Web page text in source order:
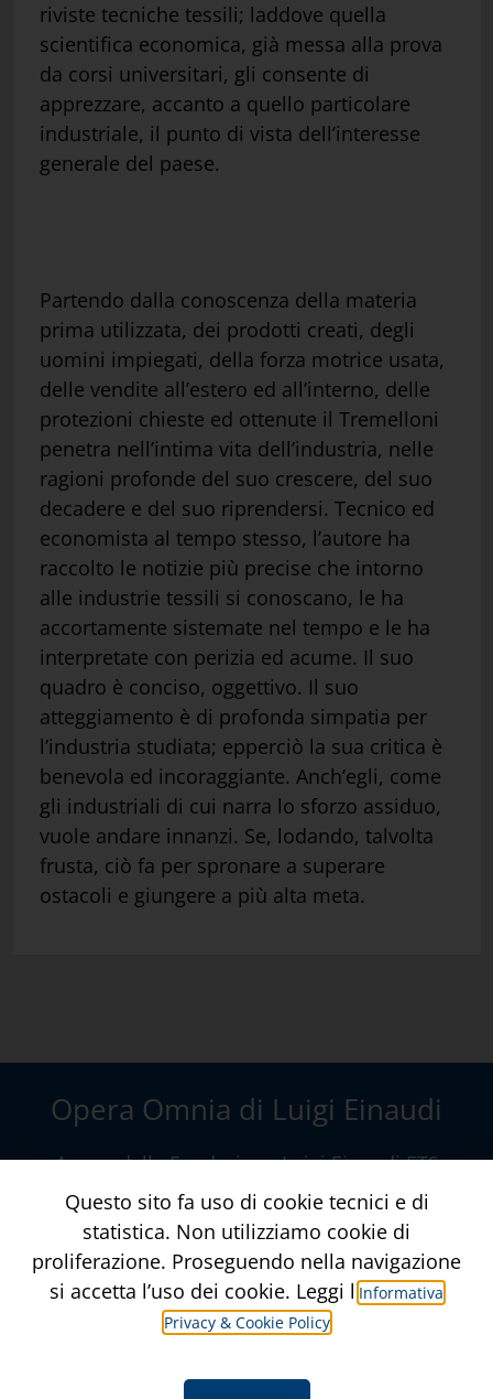
riviste tecniche tessili; laddove quella
scientifica economica, già messa alla prova
da corsi universitari, gli consente di
apprezzare, accanto a quello particolare
industriale, il punto di vista dell’interesse
generale del paese.
Partendo dalla conoscenza della materia
prima utilizzata, dei prodotti creati, degli
uomini impiegati, della forza motrice usata,
delle vendite all’estero ed all’interno, delle
protezioni chieste ed ottenute il Tremelloni
penetra nell’intima vita dell’industria, nelle
ragioni profonde del suo crescere, del suo
decadere e del suo riprendersi. Tecnico ed
economista al tempo stesso, l’autore ha
raccolto le notizie più precise che intorno
alle industrie tessili si conoscano, le ha
accortamente sistemate nel tempo e le ha
interpretate con perizia ed acume. Il suo
quadro è conciso, oggettivo. Il suo
atteggiamento è di profonda simpatia per
l’industria studiata; epperciò la sua critica è
benevola ed incoraggiante. Anch’egli, come
gli industriali di cui narra lo sforzo assiduo,
vuole andare innanzi. Se, lodando, talvolta
frusta, ciò fa per spronare a superare
ostacoli e giungere a più alta meta.
Opera Omnia di Luigi Einaudi
A cura dellaFondazione Luigi Einaudi ETS
Via della Conciliazione, 10 – Roma
www.fondazioneluigieinaudi.it
Contatti
Crediti
Informativa Privacy & Privacy Policy
Questo sito fa uso di cookie tecnici e di
statistica. Non utilizziamo cookie di
proliferazione. Proseguendo nella navigazione
si accetta l’uso dei cookie. Leggi l’Informativa
Privacy & Cookie Policy